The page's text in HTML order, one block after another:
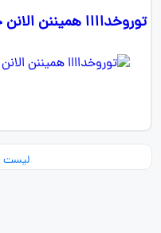
توروخداااا همیننن
لیست